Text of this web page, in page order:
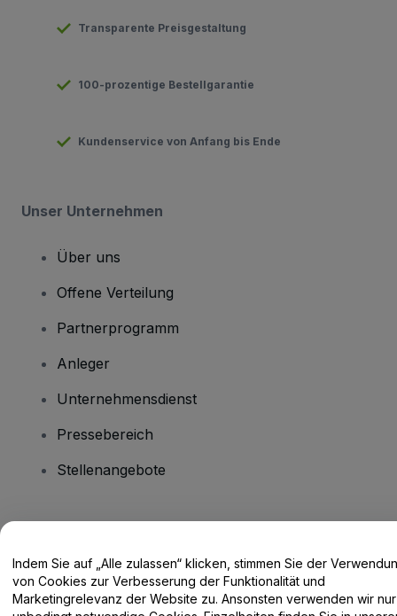
Transparente Preisgestaltung
100-prozentige Bestellgarantie
Kundenservice von Anfang bis Ende
Unser Unternehmen
Über uns
Offene Verteilung
Partnerprogramm
Anleger
Unternehmensdienst
Pressebereich
Stellenangebote
Hilfe-Center / Kontakt
Indem Sie auf „Alle zulassen“ klicken, stimmen Sie der
von Cookies zur Verbesserung der Funktionalität und
Marketingrelevanz der Website zu. Ansonsten verwenden wir nur